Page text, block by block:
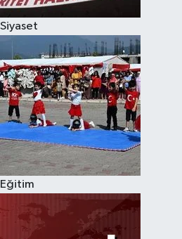
Siyaset
Eğitim